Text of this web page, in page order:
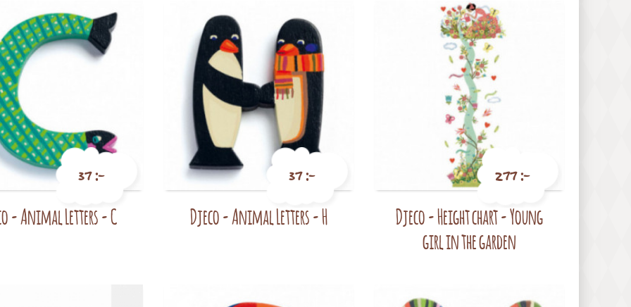
Pris
37 :-
- Animal Letters - C Pris
37 :-
Djeco - Animal Letters - H Pris
277 :-
Djeco - Height chart - Young
girl in the garden